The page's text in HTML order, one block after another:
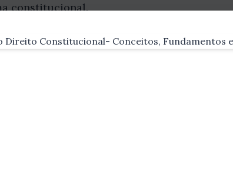
constitucional.
Constitucional
uma introdução ao Direito
Érico Hack explora os principais
clara e acessível, proporcionando ao leitor
Constitucional
se nos fundamentos do Direito